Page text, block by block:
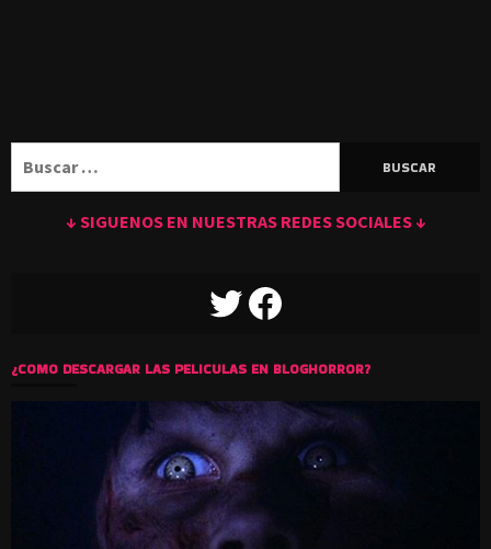
↓ SIGUENOS EN NUESTRAS REDES SOCIALES ↓
TWITTERFACEBOOK
¿COMO DESCARGAR LAS PELICULAS EN BLOGHORROR?